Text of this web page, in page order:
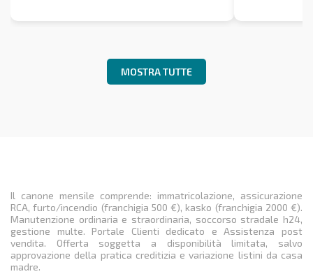
MOSTRA TUTTE
Il canone mensile comprende: immatricolazione, assicurazione
RCA, furto/incendio (franchigia 500 €), kasko (franchigia 2000 €).
Manutenzione ordinaria e straordinaria, soccorso stradale h24,
gestione multe. Portale Clienti dedicato e Assistenza post
vendita. Offerta soggetta a disponibilità limitata, salvo
approvazione della pratica creditizia e variazione listini da casa
madre.